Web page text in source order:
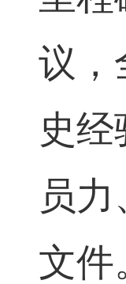
议，
史
员
文件